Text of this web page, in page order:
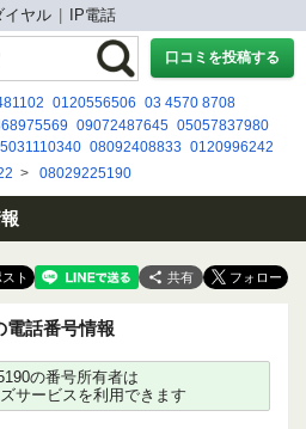
イヤル IP電話
口コミを投稿する
0120556506 03 4570 8708
09072487645 05057837980
08092408833 0120996242
5050-7789 080-4636-6152
08049082394 08016052076
> 08029225190
共有
電話番号情報
の番号所有者は
サービスを利用できます